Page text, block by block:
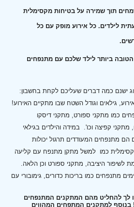
תוך שמירה על בטיחות מקסימלית
לילדים. כל אירוע מופק עם כל
ביותר לילד שלכם עם מתנפחים
ישנם כמה דברים שעליכם לקחת בחשבון:
גילאים וגודל השטח שבו מתקיים האירוע!
כמו מתקני ספורט, מתקני דיסקו
קפיצה וכו'. במידה והילדים בגילאי
הם מתנפחים המעודדים תרגול יכולות
כמו למשל מתקן מתנפח עם קליעה
היציבה, מתקני ספורט וכן הלאה.
מתנפחים כמו בריכות כדורים, גימובורי עם
לך להחליט מהם המתקנים המתנפחים
בנוסף למתקנים המתפחים המהווים